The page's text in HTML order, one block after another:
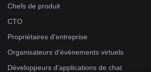
Chefs de produit
CTO
Propriétaires d'entreprise
Organisateurs d'événements virtuels
Développeurs d'applications de chat